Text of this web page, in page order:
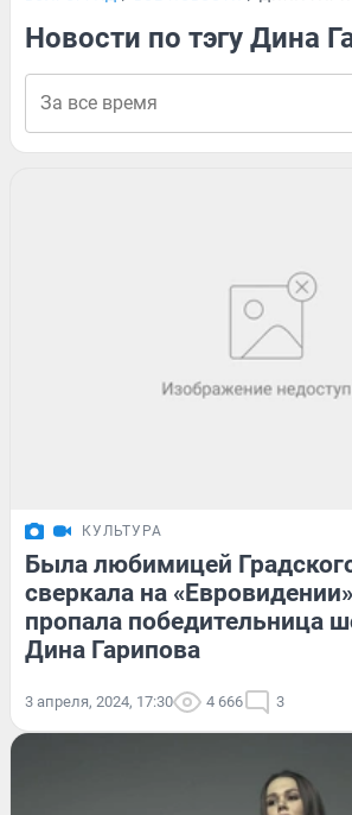
Новости по тэгу Дина
КУЛЬТУРА
Была любимицей
сверкала на
пропала победительница
Дина Гарипова
3 апреля, 2024, 17:30 4 666 3